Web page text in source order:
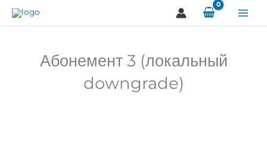
Перейти
Абонемент 3 (локальный
downgrade)